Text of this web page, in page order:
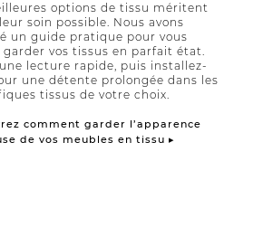
options de tissu méritent
soin possible. Nous avons
un guide pratique pour vous
garder vos tissus en parfait état.
lecture rapide, puis installez-
une détente prolongée dans les
tissus de votre choix.
comment garder l’apparence
de vos meubles en tissu ▸